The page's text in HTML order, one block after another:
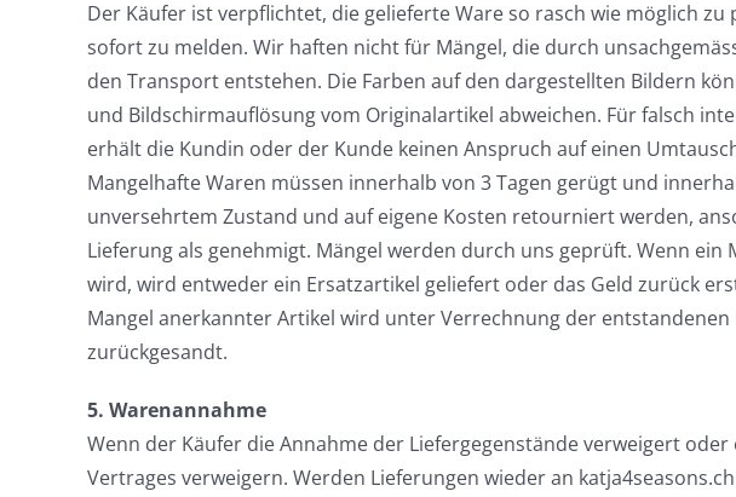
Der Käufer ist verpflichtet, die gelieferte Ware so rasch wie möglich zu
sofort zu melden. Wir haften nicht für Mängel, die durch
den Transport entstehen. Die Farben auf den dargestellten Bildern
und Bildschirmauflösung vom Originalartikel abweichen. Für falsch
erhält die Kundin oder der Kunde keinen Anspruch auf einen
Mangelhafte Waren müssen innerhalb von 3 Tagen gerügt und
unversehrtem Zustand und auf eigene Kosten retourniert werden,
Lieferung als genehmigt. Mängel werden durch uns geprüft. Wenn ein
wird, wird entweder ein Ersatzartikel geliefert oder das Geld zurück
Mangel anerkannter Artikel wird unter Verrechnung der
zurückgesandt.
5. Warenannahme
Wenn der Käufer die Annahme der Liefergegenstände verweigert
Vertrages verweigern. Werden Lieferungen wieder an